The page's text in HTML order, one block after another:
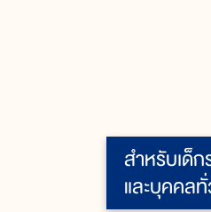
สำหรับเด็ก
และบุคคลทั่